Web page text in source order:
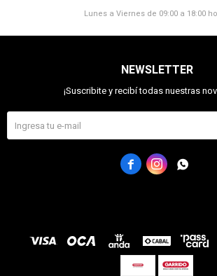
Lunes a Viernes de 09:00 a 18:00
NEWSLETTER
¡Suscribite y recibí todas nuestras
  